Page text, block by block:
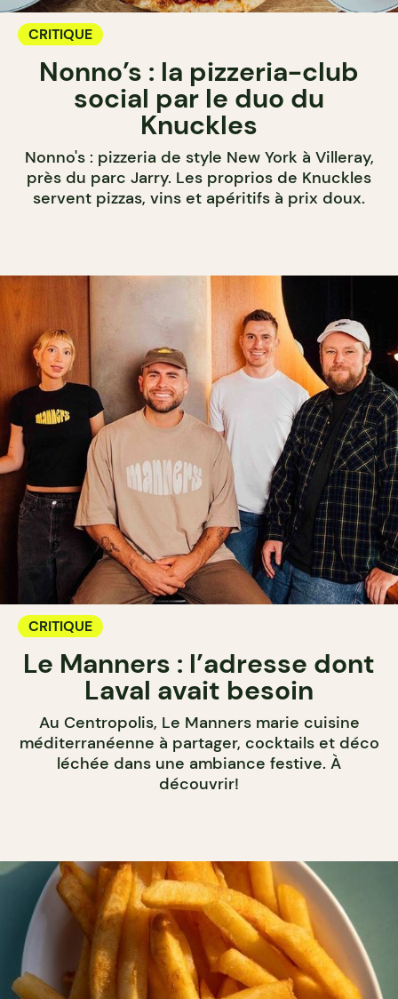
CRITIQUE
Nonno’s : la pizzeria-club
social par le duo du
Knuckles
Nonno's : pizzeria de style New York à Villeray,
près du parc Jarry. Les proprios de Knuckles
servent pizzas, vins et apéritifs à prix doux.
CRITIQUE
Le Manners : l’adresse dont
Laval avait besoin
Au Centropolis, Le Manners marie cuisine
méditerranéenne à partager, cocktails et déco
léchée dans une ambiance festive. À
découvrir!